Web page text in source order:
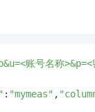
账号名称>&p=<
: "mymeas" ,